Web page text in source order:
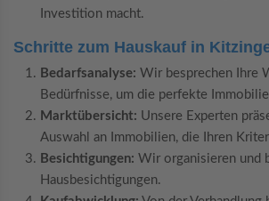
Investition macht.
Schritte zum Hauskauf in
Bedarfsanalyse: Wir besprechen Ihre
Bedürfnisse, um die perfekte
Marktübersicht: Unsere Experten
Auswahl an Immobilien, die Ihren
Besichtigungen: Wir organisieren und
Hausbesichtigungen.